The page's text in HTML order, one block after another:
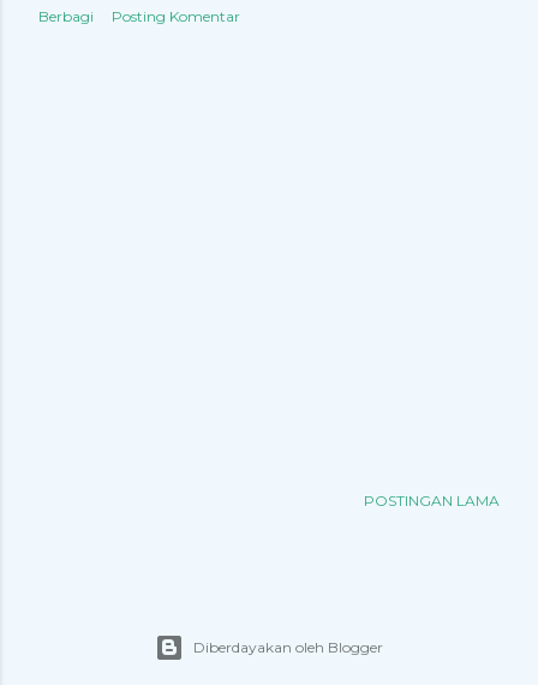
Berbagi Posting Komentar
POSTINGAN LAMA
Diberdayakan oleh Blogger